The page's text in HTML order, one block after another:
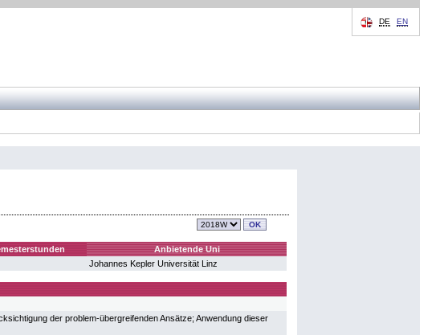
DE EN
Anbietende Uni
Johannes Kepler Universität Linz
der problem-übergreifenden Ansätze; Anwendung dieser